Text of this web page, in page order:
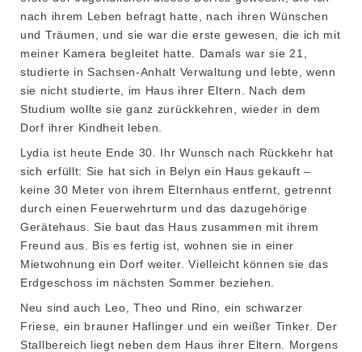
nach ihrem Leben befragt hatte, nach ihren Wünschen
und Träumen, und sie war die erste gewesen, die ich mit
meiner Kamera begleitet hatte. Damals war sie 21,
studierte in Sachsen-Anhalt Verwaltung und lebte, wenn
sie nicht studierte, im Haus ihrer Eltern. Nach dem
Studium wollte sie ganz zurückkehren, wieder in dem
Dorf ihrer Kindheit leben.
Lydia ist heute Ende 30. Ihr Wunsch nach Rückkehr hat
sich erfüllt: Sie hat sich in Belyn ein Haus gekauft –
keine 30 Meter von ihrem Elternhaus entfernt, getrennt
durch einen Feuerwehrturm und das dazugehörige
Gerätehaus. Sie baut das Haus zusammen mit ihrem
Freund aus. Bis es fertig ist, wohnen sie in einer
Mietwohnung ein Dorf weiter. Vielleicht können sie das
Erdgeschoss im nächsten Sommer beziehen.
Neu sind auch Leo, Theo und Rino, ein schwarzer
Friese, ein brauner Haflinger und ein weißer Tinker. Der
Stallbereich liegt neben dem Haus ihrer Eltern. Morgens